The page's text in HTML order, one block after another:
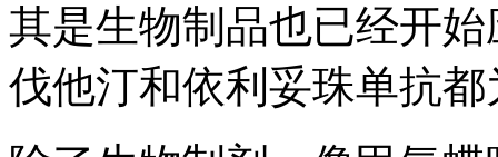
其是生物制品也已经开
伐他汀和依利妥珠单抗